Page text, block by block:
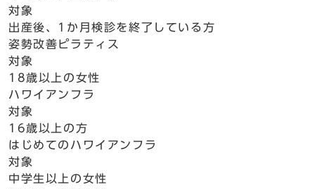
対象
出産後、1か月検診を終了している方
姿勢改善ピラティス
対象
18歳以上の女性
ハワイアンフラ
対象
16歳以上の方
はじめてのハワイアンフラ
対象
中学生以上の女性